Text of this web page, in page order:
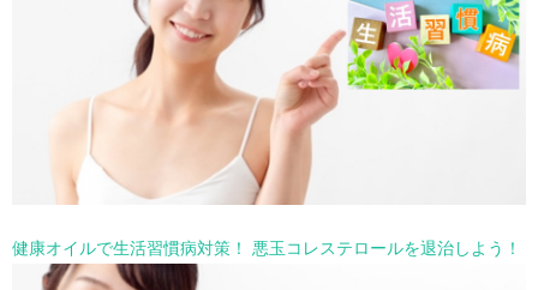
健康オイルで生活習慣病対策！ 悪玉コレステロールを退治しよう！